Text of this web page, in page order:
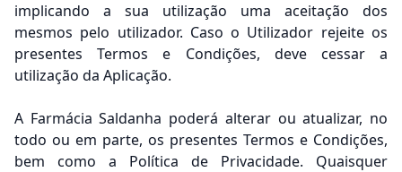
implicando a sua utilização uma aceitação dos
mesmos pelo utilizador. Caso o Utilizador rejeite os
presentes Termos e Condições, deve cessar a
utilização da Aplicação.
A Farmácia Saldanha poderá alterar ou atualizar, no
todo ou em parte, os presentes Termos e Condições,
bem como a Política de Privacidade. Quaisquer